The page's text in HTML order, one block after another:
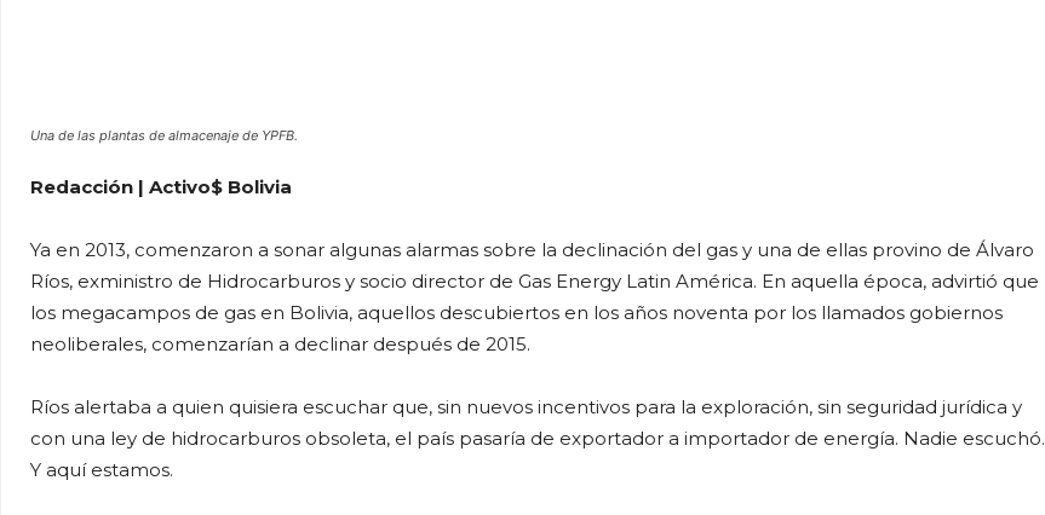
Una de las plantas de almacenaje de YPFB.
Redacción | Activo$ Bolivia
Ya en 2013, comenzaron a sonar algunas alarmas sobre la declinación del gas y una de ellas provino de Álvaro
Ríos, exministro de Hidrocarburos y socio director de Gas Energy Latin América. En aquella época, advirtió que
los megacampos de gas en Bolivia, aquellos descubiertos en los años noventa por los llamados gobiernos
neoliberales, comenzarían a declinar después de 2015.
Ríos alertaba a quien quisiera escuchar que, sin nuevos incentivos para la exploración, sin seguridad jurídica y
con una ley de hidrocarburos obsoleta, el país pasaría de exportador a importador de energía. Nadie escuchó.
Y aquí estamos.